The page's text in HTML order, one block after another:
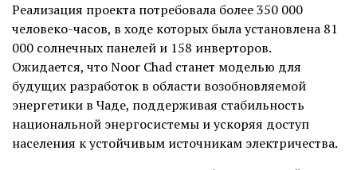
Реализация проекта потребовала более 350 000
человеко-часов, в ходе которых была установлена 81
000 солнечных панелей и 158 инверторов.
Ожидается, что Noor Chad станет моделью для
будущих разработок в области возобновляемой
энергетики в Чаде, поддерживая стабильность
национальной энергосистемы и ускоряя доступ
населения к устойчивым источникам электричества.